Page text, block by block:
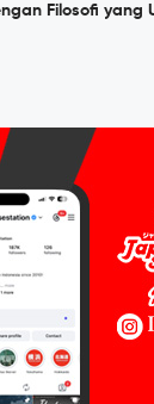
Filosofi yang